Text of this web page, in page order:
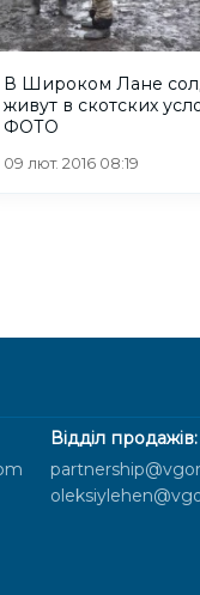
В Широком Лане
живут в скотских
ФОТО
09 лют. 2016 08:19
Відділ продажів: